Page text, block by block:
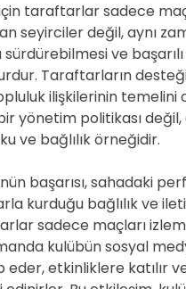
taraftarlar sadece
seyirciler değil, aynı
sürdürebilmesi ve
Taraftarların
ilişkilerinin temelini
yönetim politikası değil,
ve bağlılık örneğidir.
başarısı, sahadaki
kurduğu bağlılık ve
sadece maçları
kulübün sosyal
eder, etkinliklere katılır